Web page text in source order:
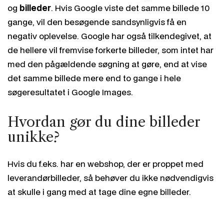
og billeder. Hvis Google viste det samme billede 10
gange, vil den besøgende sandsynligvis få en
negativ oplevelse. Google har også tilkendegivet, at
de hellere vil fremvise forkerte billeder, som intet har
med den pågældende søgning at gøre, end at vise
det samme billede mere end to gange i hele
søgeresultatet i Google Images.
Hvordan gør du dine billeder
unikke?
Hvis du f.eks. har en webshop, der er proppet med
leverandørbilleder, så behøver du ikke nødvendigvis
at skulle i gang med at tage dine egne billeder.